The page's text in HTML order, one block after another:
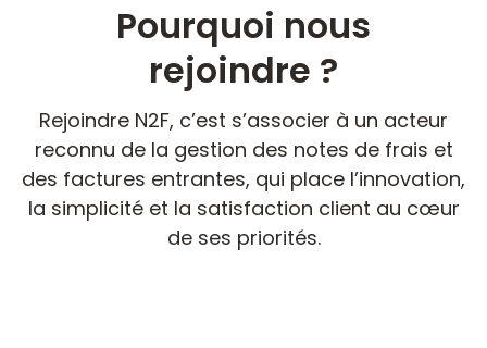
Pourquoi nous
rejoindre ?
Rejoindre N2F, c’est s’associer à un acteur
reconnu de la gestion des notes de frais et
des factures entrantes, qui place l’innovation,
la simplicité et la satisfaction client au cœur
de ses priorités.